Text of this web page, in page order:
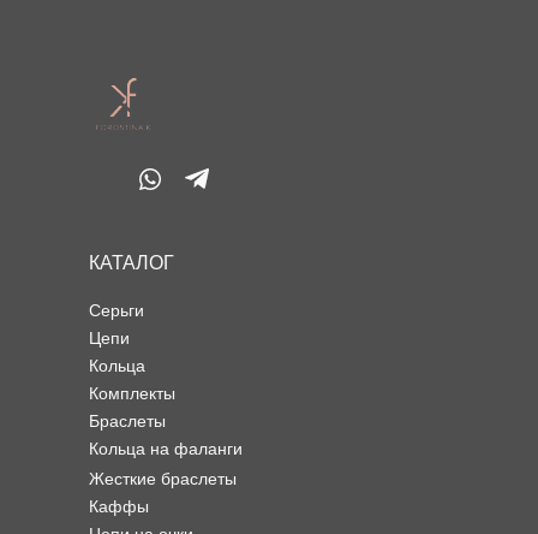
Серьги
Цепи
Кольца
Комплекты
Браслеты
Кольца на фаланги
КАТАЛОГ
Жесткие браслеты
Каффы